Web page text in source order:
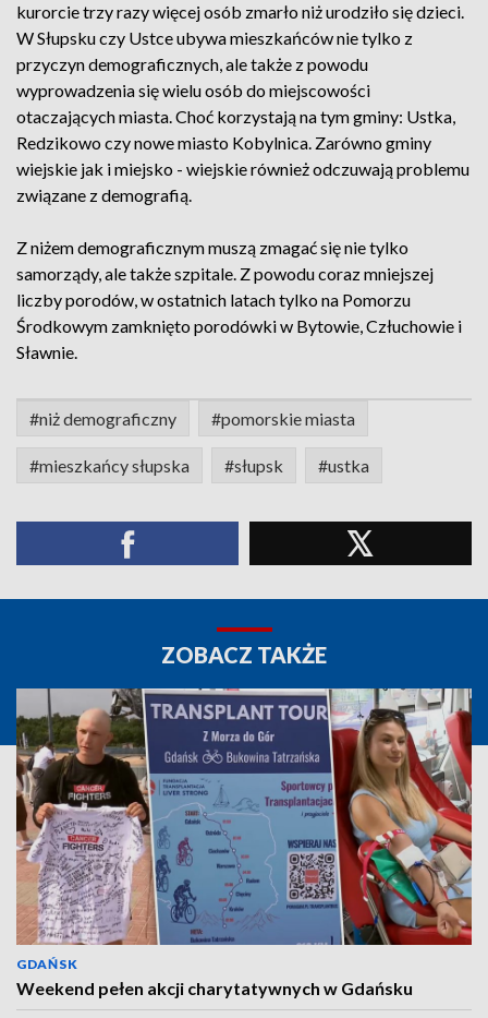
kurorcie trzy razy więcej osób zmarło niż urodziło się dzieci.
W Słupsku czy Ustce ubywa mieszkańców nie tylko z
przyczyn demograficznych, ale także z powodu
wyprowadzenia się wielu osób do miejscowości
otaczających miasta. Choć korzystają na tym gminy: Ustka,
Redzikowo czy nowe miasto Kobylnica. Zarówno gminy
wiejskie jak i miejsko - wiejskie również odczuwają problemu
związane z demografią.
Z niżem demograficznym muszą zmagać się nie tylko
samorządy, ale także szpitale. Z powodu coraz mniejszej
liczby porodów, w ostatnich latach tylko na Pomorzu
Środkowym zamknięto porodówki w Bytowie, Człuchowie i
Sławnie.
#niż demograficzny #pomorskie miasta
#mieszkańcy słupska #słupsk #ustka
ZOBACZ TAKŻE
GDAŃSK
Weekend pełen akcji charytatywnych w Gdańsku